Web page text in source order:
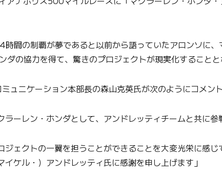
間の制覇が夢であると以前から語っていたアロンソに
の協力を得て、驚きのプロジェクトが現実化することと
ニケーション本部長の森山克英氏が次のようにコメント
ーレン・ホンダとして、アンドレッティチームと共に参
ェクトの一翼を担うことができることを大変光栄に感
ケル・）アンドレッティ氏に感謝を申し上げます」